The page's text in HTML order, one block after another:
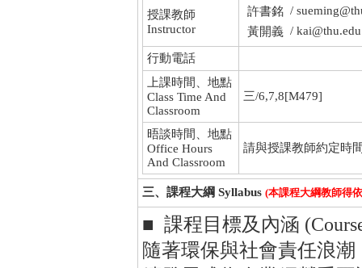
授課教師
Instructor
許書銘 /
黃開義 /
行動電話
上課時間、地點
Class Time And
Classroom
三/6,7,8[M479]
晤談時間、地點
Office Hours
And Classroom
請與授課教師約定時
三、課程大綱 Syllabus (本課程大綱教師得
■ 課程目標及內涵
隨著環保與社會責任浪